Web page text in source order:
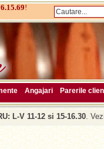
!
Angajari Parerile
L-V 11-12 si 15-16.30.